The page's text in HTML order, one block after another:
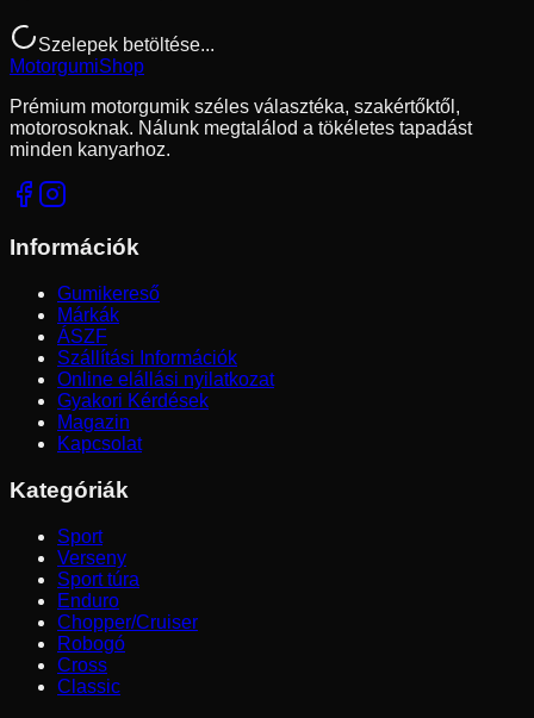
Szelepek betöltése...
MotorgumiShop
Prémium motorgumik széles választéka, szakértőktől,
motorosoknak. Nálunk megtalálod a tökéletes tapadást
minden kanyarhoz.
Információk
Gumikereső
Márkák
ÁSZF
Szállítási Információk
Online elállási nyilatkozat
Gyakori Kérdések
Magazin
Kapcsolat
Kategóriák
Sport
Verseny
Sport túra
Enduro
Chopper/Cruiser
Robogó
Cross
Classic